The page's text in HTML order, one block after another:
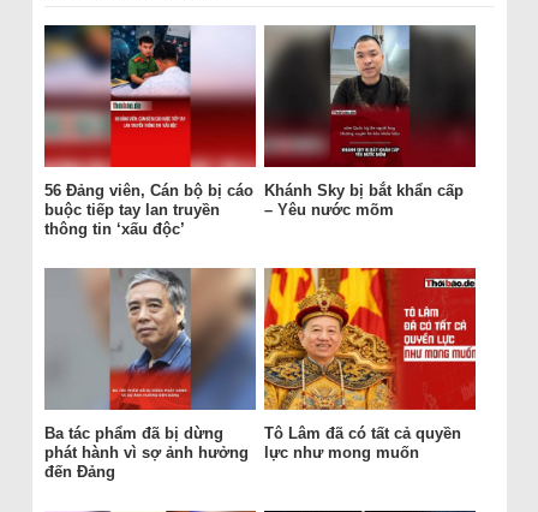
56 Đảng viên, Cán bộ bị cáo
buộc tiếp tay lan truyền
thông tin ‘xấu độc’
Khánh Sky bị bắt khẩn cấp
– Yêu nước mõm
Ba tác phẩm đã bị dừng
phát hành vì sợ ảnh hưởng
đến Đảng
Tô Lâm đã có tất cả quyền
lực như mong muốn